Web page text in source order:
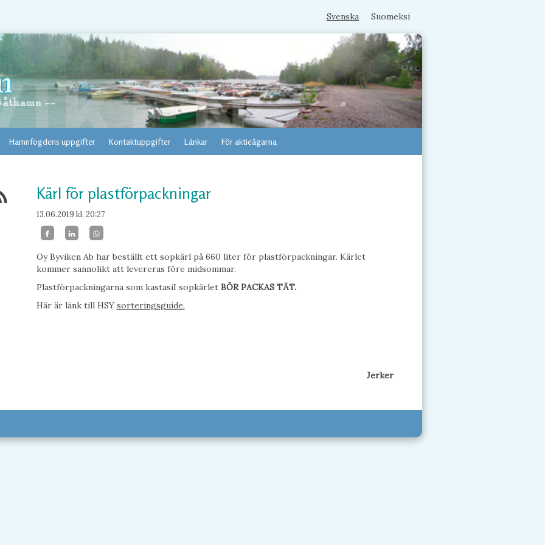
Svenska Suomeksi
Hamnfogdens uppgifter Kontaktuppgifter Länkar För aktieägarna
Kärl för plastförpackningar
13.06.2019 kl. 20:27
Oy Byviken Ab har beställt ett sopkärl på 660 liter för plastförpackningar. Kärlet
kommer sannolikt att levereras före midsommar.
Plastförpackningarna som kastasiI sopkärlet BÖR PACKAS TÄT.
Här är länk till HSY sorteringsguide.
Jerker